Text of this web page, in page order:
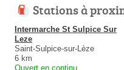
Stations à
Intermarche St Sulpice Sur
Leze
Saint-Sulpice-sur-Lèze
6 km
Ouvert en continu